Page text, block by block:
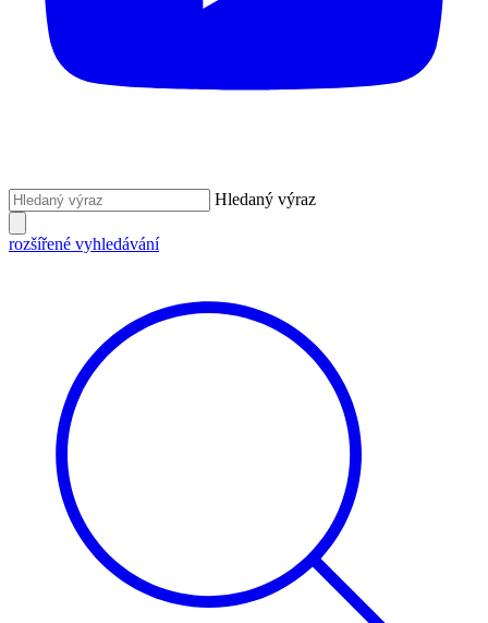
Hledaný výraz
rozšířené vyhledávání